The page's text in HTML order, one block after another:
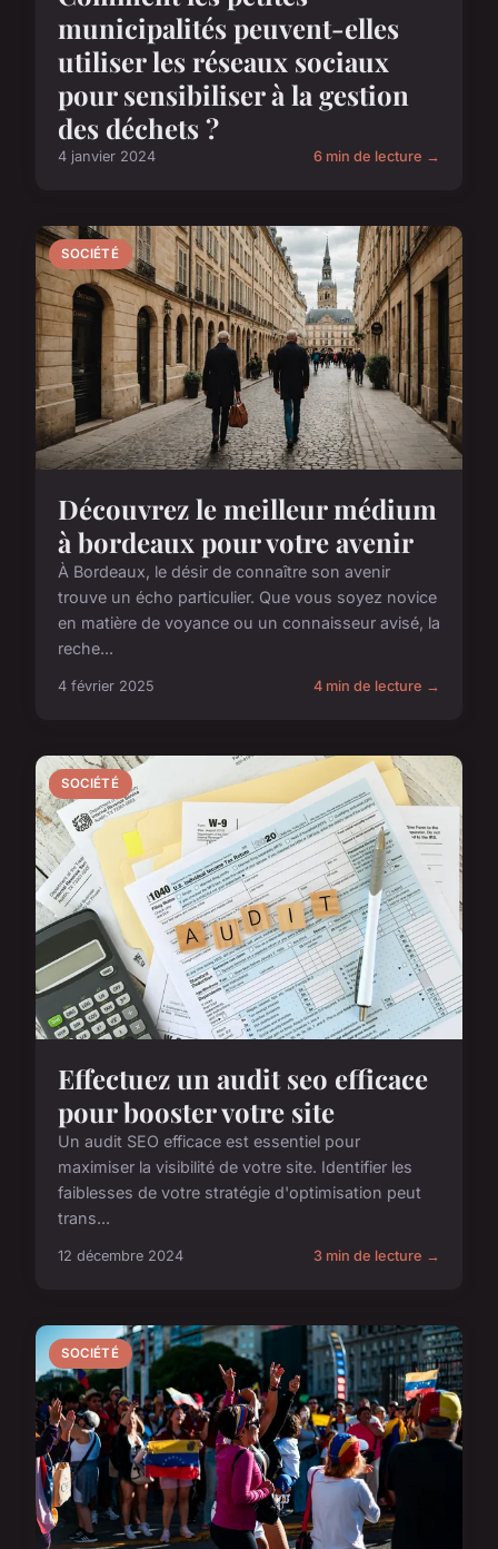
municipalités peuvent-elles
utiliser les réseaux sociaux
pour sensibiliser à la gestion
des déchets ?
4 janvier 2024 6 min de lecture →
SOCIÉTÉ
Découvrez le meilleur médium
à bordeaux pour votre avenir
À Bordeaux, le désir de connaître son avenir
trouve un écho particulier. Que vous soyez novice
en matière de voyance ou un connaisseur avisé, la
reche...
4 février 2025 4 min de lecture →
SOCIÉTÉ
Effectuez un audit seo efficace
pour booster votre site
Un audit SEO efficace est essentiel pour
maximiser la visibilité de votre site. Identifier les
faiblesses de votre stratégie d'optimisation peut
trans...
12 décembre 2024 3 min de lecture →
SOCIÉTÉ